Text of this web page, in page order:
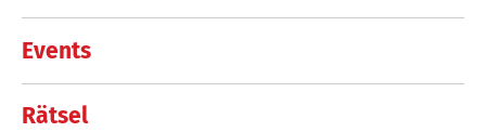
Events
Rätsel